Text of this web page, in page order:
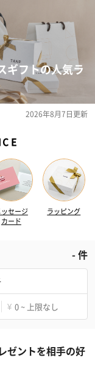
ギフトの人気ラ
2026年8月7日更新
ッセージ
カード
ラッピング
-件
¥ 0 ~ 上限なし
ゼントを相手の好